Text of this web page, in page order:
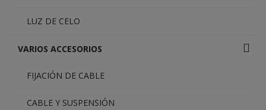
LUZ DE CELO
VARIOS ACCESORIOS
FIJACIÓN DE CABLE
CABLE Y SUSPENSIÓN